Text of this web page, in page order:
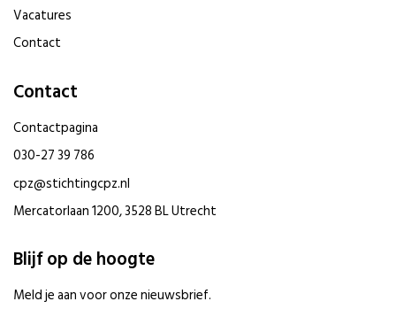
Vacatures
Contact
Contact
Contactpagina
030-27 39 786
cpz@stichtingcpz.nl
Mercatorlaan 1200, 3528 BL Utrecht
Blijf op de hoogte
Meld je aan voor onze nieuwsbrief.